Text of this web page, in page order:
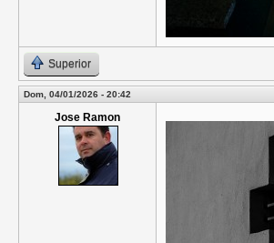
Superior
Dom, 04/01/2026 - 20:42
Jose Ramon